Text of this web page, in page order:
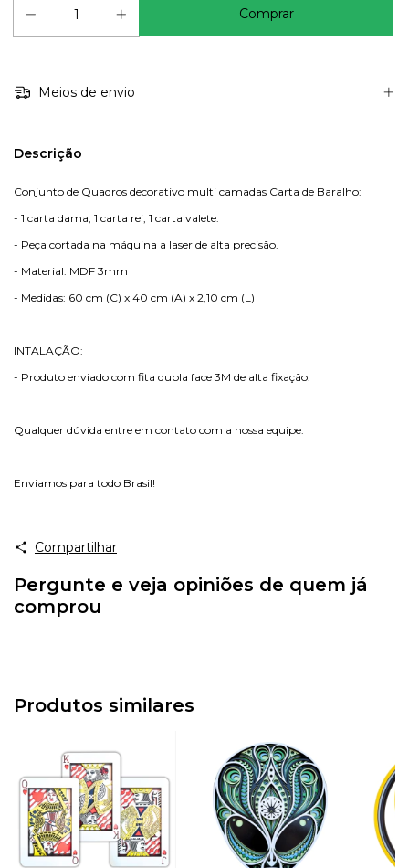
Meios de envio
Descrição
Conjunto de Quadros decorativo multi camadas Carta de Baralho:
- 1 carta dama, 1 carta rei, 1 carta valete.
- Peça cortada na máquina a laser de alta precisão.
- Material: MDF 3mm
- Medidas: 60 cm (C) x 40 cm (A) x 2,10 cm (L)
INTALAÇÃO:
- Produto enviado com fita dupla face 3M de alta fixação.
Qualquer dúvida entre em contato com a nossa equipe.
Enviamos para todo Brasil!
Compartilhar
Pergunte e veja opiniões de quem já
comprou
Produtos similares